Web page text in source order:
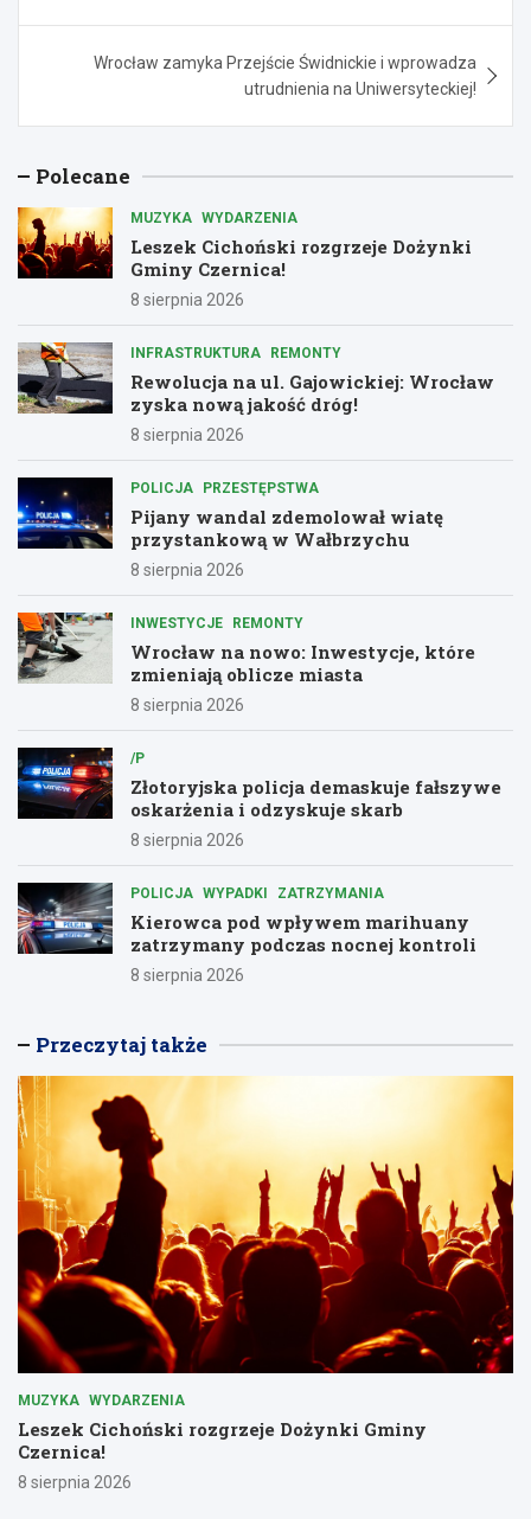
Wrocław zamyka Przejście Świdnickie i wprowadza
utrudnienia na Uniwersyteckiej!
Polecane
MUZYKA WYDARZENIA
Leszek Cichoński rozgrzeje Dożynki
Gminy Czernica!
8 sierpnia 2026
INFRASTRUKTURA REMONTY
Rewolucja na ul. Gajowickiej: Wrocław
zyska nową jakość dróg!
8 sierpnia 2026
POLICJA PRZESTĘPSTWA
Pijany wandal zdemolował wiatę
przystankową w Wałbrzychu
8 sierpnia 2026
INWESTYCJE REMONTY
Wrocław na nowo: Inwestycje, które
zmieniają oblicze miasta
8 sierpnia 2026
/P
Złotoryjska policja demaskuje fałszywe
oskarżenia i odzyskuje skarb
8 sierpnia 2026
POLICJA WYPADKI ZATRZYMANIA
Kierowca pod wpływem marihuany
zatrzymany podczas nocnej kontroli
8 sierpnia 2026
Przeczytaj także
MUZYKA WYDARZENIA
Leszek Cichoński rozgrzeje Dożynki Gminy
Czernica!
8 sierpnia 2026